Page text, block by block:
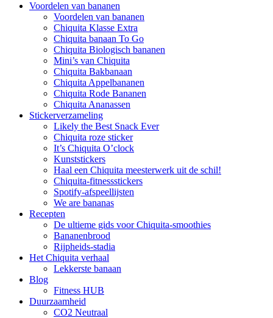
Voordelen van bananen
Voordelen van bananen
Chiquita Klasse Extra
Chiquita banaan To Go
Chiquita Biologisch bananen
Mini’s van Chiquita
Chiquita Bakbanaan
Chiquita Appelbananen
Chiquita Rode Bananen
Chiquita Ananassen
Stickerverzameling
Likely the Best Snack Ever
Chiquita roze sticker
It’s Chiquita O’clock
Kunststickers
Haal een Chiquita meesterwerk uit de schil!
Chiquita-fitnessstickers
Spotify-afspeellijsten
We are bananas
Recepten
De ultieme gids voor Chiquita-smoothies
Bananenbrood
Rijpheids-stadia
Het Chiquita verhaal
Lekkerste banaan
Blog
Fitness HUB
Duurzaamheid
CO2 Neutraal